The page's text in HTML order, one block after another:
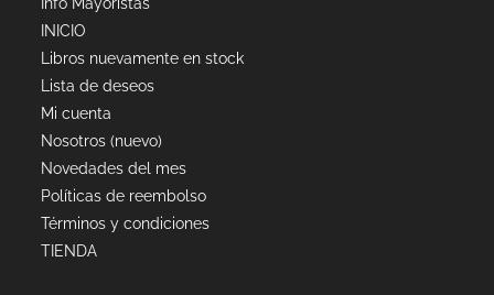
INICIO
Libros nuevamente en stock
Lista de deseos
Mi cuenta
Nosotros (nuevo)
Novedades del mes
Políticas de reembolso
Términos y condiciones
TIENDA